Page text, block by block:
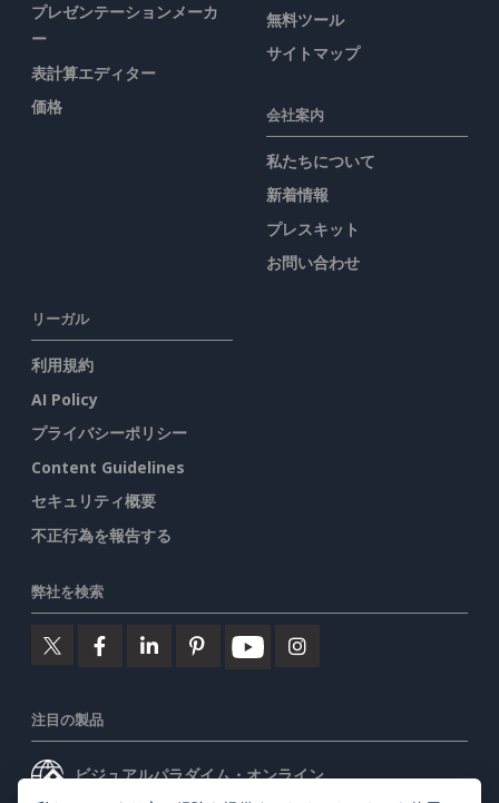
プレゼンテーションメーカ
ー
表計算エディター
価格
無料ツール
サイトマップ
会社案内
私たちについて
新着情報
プレスキット
お問い合わせ
リーガル
利用規約
AI Policy
プライバシーポリシー
Content Guidelines
セキュリティ概要
不正行為を報告する
弊社を検索
注目の製品
ビジュアルパラダイム・オンライン